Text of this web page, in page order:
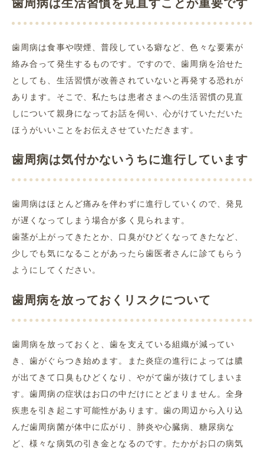
歯周病は生活習慣を見直すことが重要です
歯周病は食事や喫煙、普段している癖など、色々な要素が
絡み合って発生するものです。ですので、歯周病を治せた
としても、生活習慣が改善されていないと再発する恐れが
あります。そこで、私たちは患者さまへの生活習慣の見直
しについて親身になってお話を伺い、心がけていただいた
ほうがいいことをお伝えさせていただきます。
歯周病は気付かないうちに進行しています
歯周病はほとんど痛みを伴わずに進行していくので、発見
が遅くなってしまう場合が多く見られます。
歯茎が上がってきたとか、口臭がひどくなってきたなど、
少しでも気になることがあったら歯医者さんに診てもらう
ようにしてください。
歯周病を放っておくリスクについて
歯周病を放っておくと、歯を支えている組織が減ってい
き、歯がぐらつき始めます。また炎症の進行によっては膿
が出てきて口臭もひどくなり、やがて歯が抜けてしまいま
す。歯周病の症状はお口の中だけにとどまりません。全身
疾患を引き起こす可能性があります。歯の周辺から入り込
んだ歯周病菌が体中に広がり、肺炎や心臓病、糖尿病な
ど、様々な病気の引き金となるのです。たかがお口の病気